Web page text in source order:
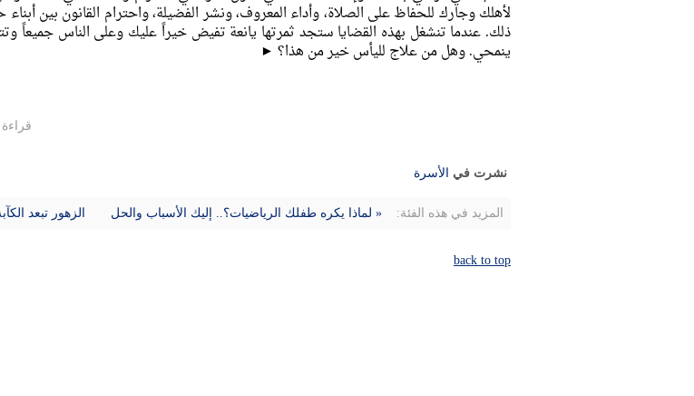
لأهلك وجارك للحفاظ على الصلاة، وأداء المعروف، ونشر الفضيلة، واحترام القانون بين
ذلك. عندما تنشغل بهذه القضايا ستجد ثمرتها يانعة تفيض خيراً عليك وعلى الناس جميعاً
ينمحي. وهل من علاج لليأس خير من هذا؟ ►
قراءة
نشرت في الأسرة
المزيد في هذه الفئة: « لماذا يكره طفلك الرياضيات؟.. إليك الأسباب والحل الزهور تبعد
back to top